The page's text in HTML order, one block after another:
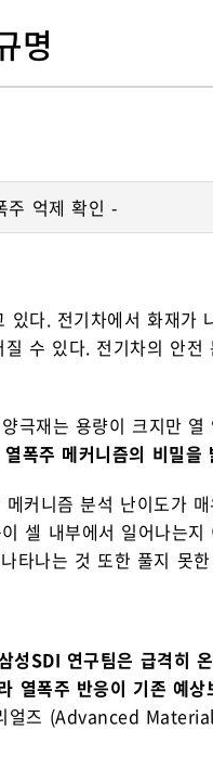
명
주 억제 확인 -
다. 전기차에서 화재가
수 있다. 전기차의 안
극재는 용량이 크지만
폭주 메커니즘의 비밀을
커니즘 분석 난이도가
셀 내부에서 일어나는
타나는 것 또한 풀지 못
SDI 연구팀은 급격히
열폭주 반응이 기존 예
얼즈 (Advanced